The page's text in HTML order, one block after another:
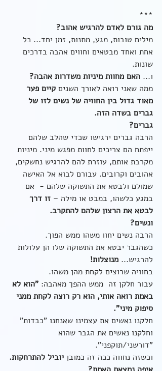
***
מה גורם לאדם להרגיש אהוב?
מילים טובות, מגע, מתנות, זמן יחד... כל
אחת ואחד מבטאים וחווים אהבה בדרכים
שונות.
ו... האם מחוות מיניות משדרות אהבה?
ממה שאני רואה לאורך השנים קיים פער
מאוד גדול בין החוויה של נשים לזו של
גברים בשדה הזה.
גברים?
הרבה גברים ירגישו שכדי שהלב שלהם
ייפתח הם צריכים לחוות מפגש מיני. מיניות
מקרבת אותם, עוזרת להם להרגיש נחשקים,
אהובים וקרובים. עבורם לבוא אל האישה
שמולם ולבטא את התשוקה שלהם -  אם
במגע כלשהו, במבט או מילה – זו דרך
לבטא את הרצון שלהם להתקרב.
ונשים?
הרבה נשים יחוו משהו ממש הפוך.
כשהגבר יבטא את התשוקה שלו הן עלולות
להרגיש... מנוצלות!
בחוויה שרוצים לקחת מהן משהו.
עבור חלקן זה  ממש ההפך מאהבה: "הוא לא
באמת רואה אותי, הוא רק רוצה לקחת ממני
סיפוק מיני".
חלקנו נאשים את עצמינו שאנחנו "כבדות"
וחלקנו נאשים את הגבר שהוא
"דורשני/תוקפני".
וכשזה נחווה ככה זה כמובן יוביל להתרחקות.